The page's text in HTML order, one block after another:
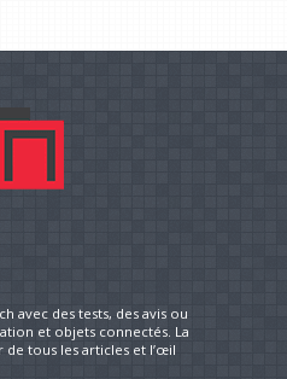
avec des tests, des avis ou
et objets connectés. La
tous les articles et l’œil